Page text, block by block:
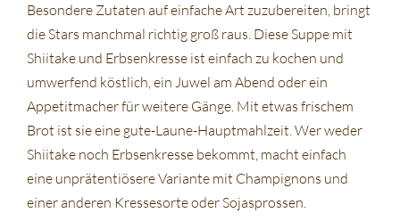
Besondere Zutaten auf einfache Art zuzubereiten, bringt
die Stars manchmal richtig groß raus. Diese Suppe mit
Shiitake und Erbsenkresse ist einfach zu kochen und
umwerfend köstlich, ein Juwel am Abend oder ein
Appetitmacher für weitere Gänge. Mit etwas frischem
Brot ist sie eine gute-Laune-Hauptmahlzeit. Wer weder
Shiitake noch Erbsenkresse bekommt, macht einfach
eine unprätentiösere Variante mit Champignons und
einer anderen Kressesorte oder Sojasprossen.